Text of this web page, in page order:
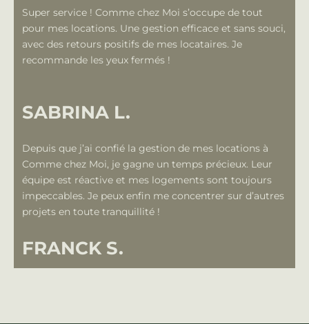
Super service ! Comme chez Moi s’occupe de tout
pour mes locations. Une gestion efficace et sans souci,
avec des retours positifs de mes locataires. Je
recommande les yeux fermés !
SABRINA L.
Depuis que j’ai confié la gestion de mes locations à
Comme chez Moi, je gagne un temps précieux. Leur
équipe est réactive et mes logements sont toujours
impeccables. Je peux enfin me concentrer sur d’autres
projets en toute tranquillité !
FRANCK S.